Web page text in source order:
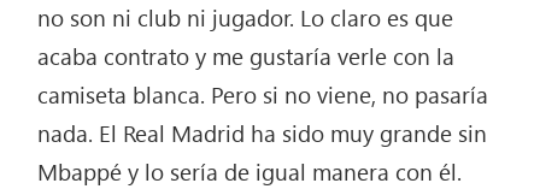
no son ni club ni jugador. Lo claro es que
acaba contrato y me gustaría verle con la
camiseta blanca. Pero si no viene, no pasaría
nada. El Real Madrid ha sido muy grande sin
Mbappé y lo sería de igual manera con él.